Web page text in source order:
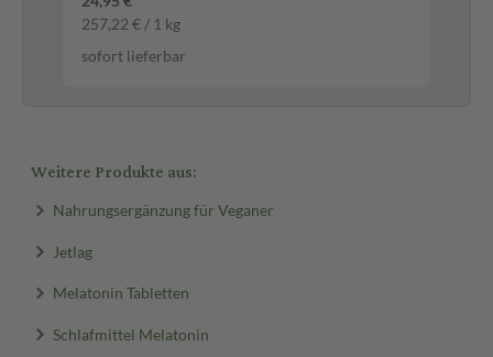
257,22 € / 1 kg
sofort lieferbar
Weitere Produkte aus:
Nahrungsergänzung für Veganer
Jetlag
Melatonin Tabletten
Schlafmittel Melatonin